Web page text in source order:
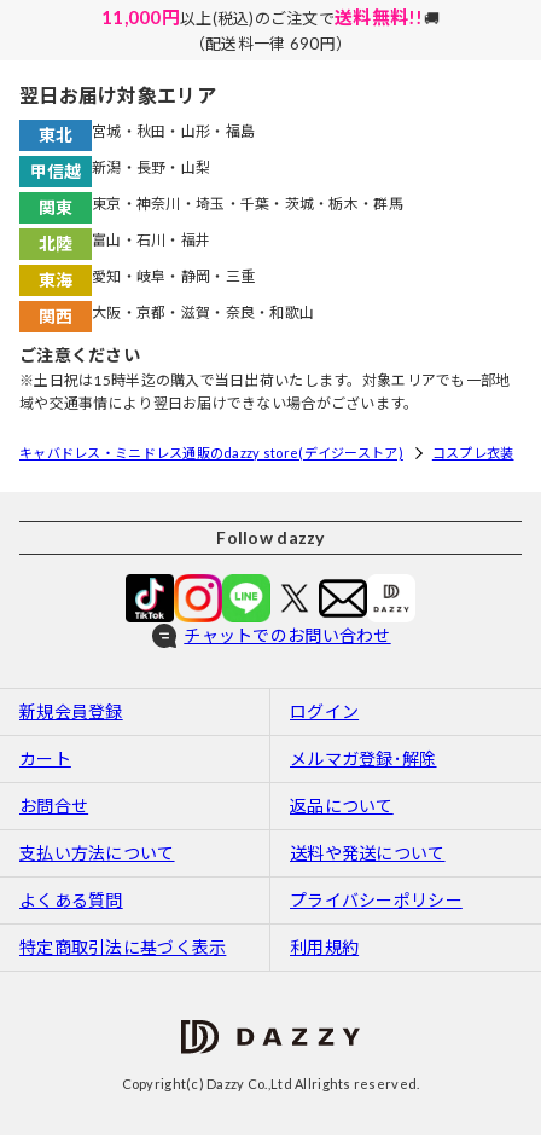
11,000円以上(税込)のご注文で送料無料!!🚚
（配送料一律 690円）
翌日お届け対象エリア
東北 宮城・秋田・山形・福島
甲信越 新潟・長野・山梨
関東 東京・神奈川・埼玉・千葉・茨城・栃木・群馬
北陸 富山・石川・福井
東海 愛知・岐阜・静岡・三重
関西 大阪・京都・滋賀・奈良・和歌山
ご注意ください
※土日祝は15時半迄の購入で当日出荷いたします。対象エリアでも一部地
域や交通事情により翌日お届けできない場合がございます。
キャバドレス・ミニドレス通販のdazzy store(デイジーストア) コスプレ衣装
Follow dazzy
チャットでのお問い合わせ
新規会員登録 ログイン
カート メルマガ登録･解除
お問合せ 返品について
支払い方法について 送料や発送について
よくある質問 プライバシーポリシー
特定商取引法に基づく表示 利用規約
Copyright(c) Dazzy Co.,Ltd Allrights reserved.